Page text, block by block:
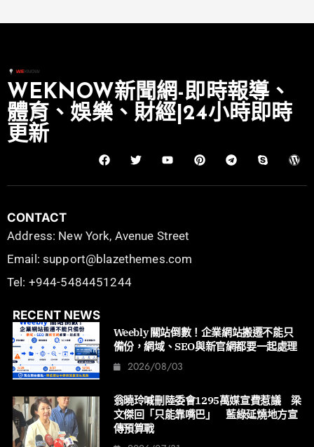
WEKNOW新聞網-即時報導、
體育、娛樂、財經|24小時即時
更新
CONTACT
Address: New York, Avenue Street
Email: support@blazethemes.com
Tel: +944-5484451244
RECENT NEWS
Weebly 關站倒數！企業網站搬遷不能只
備份，網域、SEO與新官網都要一起處理
2026/08/03
翁曉玲喊刪陸委會1295萬媒宣費惹議 梁
文傑回「只能靠嘴巴」 藍綠延燒地方宣
傳預算戰